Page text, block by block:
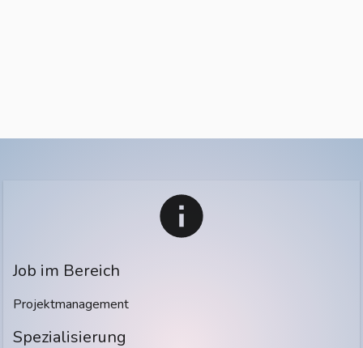
Job im Bereich
Projektmanagement
Spezialisierung